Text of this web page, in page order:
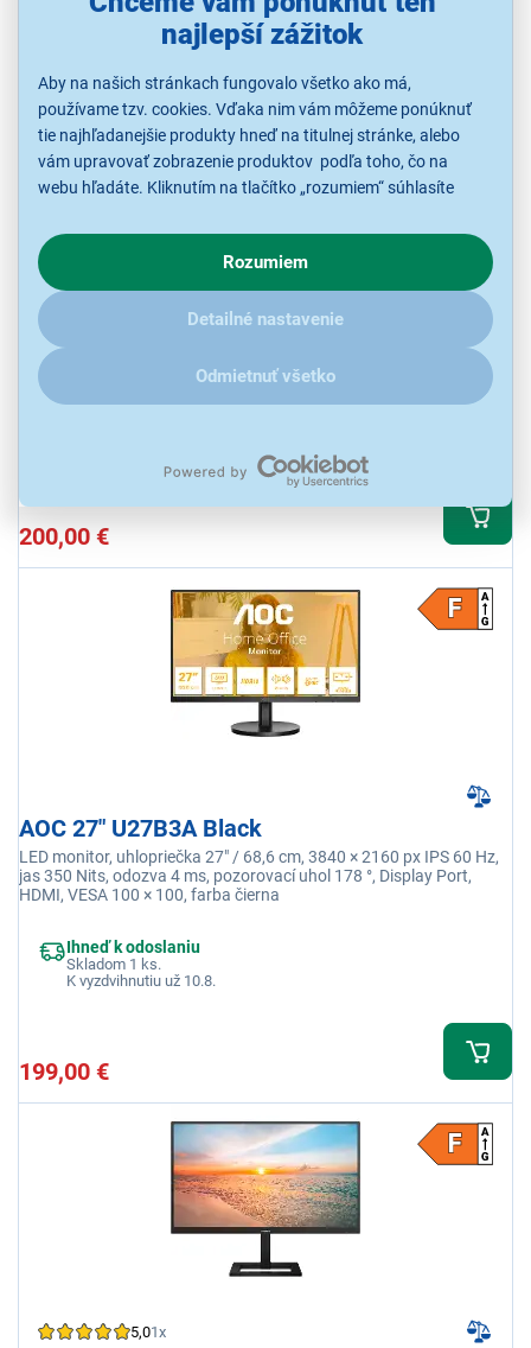
najlepší zážitok
Aby na našich stránkach fungovalo všetko ako má,
používame tzv. cookies. Vďaka nim vám môžeme ponúknuť
tie najhľadanejšie produkty hneď na titulnej stránke, alebo
vám upravovať zobrazenie produktov podľa toho, čo na
webu hľadáte. Kliknutím na tlačítko „rozumiem“ súhlasíte
o chovaní na webe pre zobrazovaní cielených reklám.
V prípade že vás zaujímajú detaily, ako u nás s cookies a
ďalšími údaji pracujeme, kliknitesem.
Rozumiem
Detailné nastavenie
Odmietnuť všetko
AOC 27" Q27B3CF2 Black
LED monitor, uhlopriečka 27" / 68,6 cm, 2560 × 1440 px IPS 100 Hz,
jas 350 Nits, odozva 4 ms, pozorovací uhol 178 °, HDMI, USB, USB-
C, VESA 100 × 100, farba čierna
200,00 €
AOC 27" U27B3A Black
LED monitor, uhlopriečka 27" / 68,6 cm, 3840 × 2160 px IPS 60 Hz,
jas 350 Nits, odozva 4 ms, pozorovací uhol 178 °, Display Port,
HDMI, VESA 100 × 100, farba čierna
Ihneď k odoslaniu
Skladom 1 ks.
K vyzdvihnutiu už 10.8.
199,00 €
5,01x